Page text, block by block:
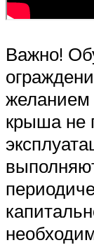
Важно!
желанием
крыша не